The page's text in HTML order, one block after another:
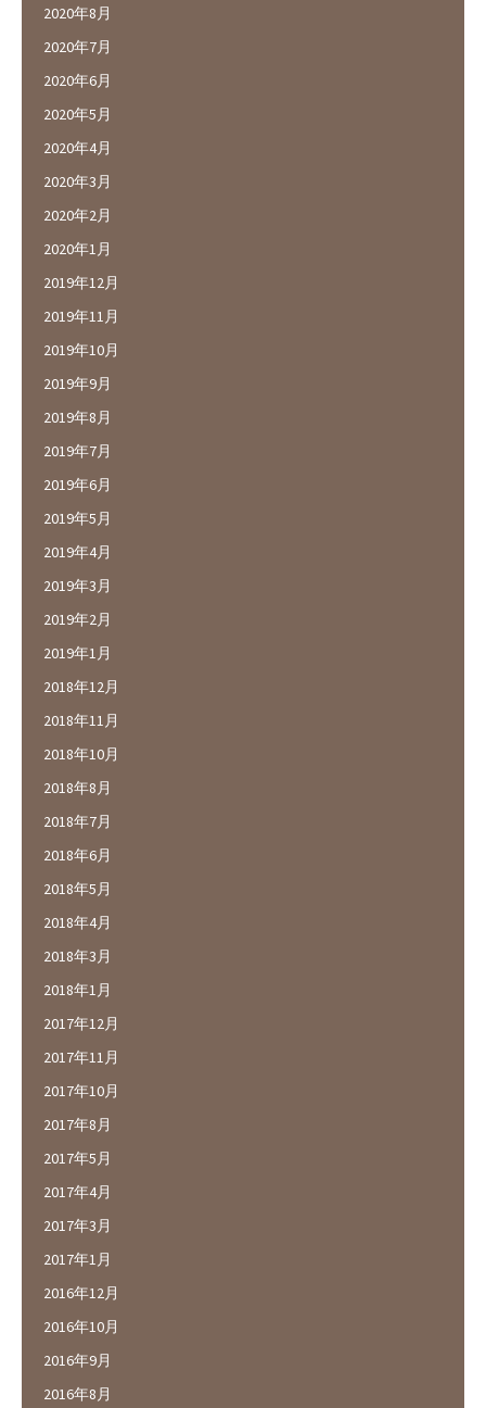
2020年8月
2020年7月
2020年6月
2020年5月
2020年4月
2020年3月
2020年2月
2020年1月
2019年12月
2019年11月
2019年10月
2019年9月
2019年8月
2019年7月
2019年6月
2019年5月
2019年4月
2019年3月
2019年2月
2019年1月
2018年12月
2018年11月
2018年10月
2018年8月
2018年7月
2018年6月
2018年5月
2018年4月
2018年3月
2018年1月
2017年12月
2017年11月
2017年10月
2017年8月
2017年5月
2017年4月
2017年3月
2017年1月
2016年12月
2016年10月
2016年9月
2016年8月